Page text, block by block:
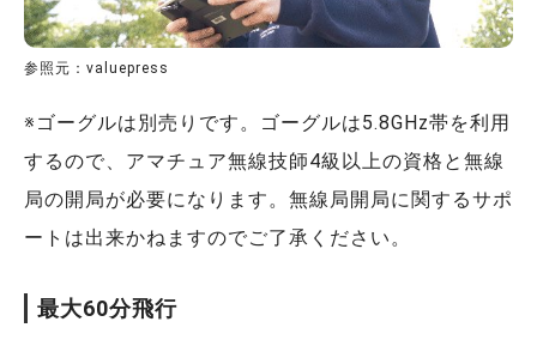
参照元：valuepress
※ゴーグルは別売りです。ゴーグルは5.8GHz帯を利用
するので、アマチュア無線技師4級以上の資格と無線
局の開局が必要になります。無線局開局に関するサポ
ートは出来かねますのでご了承ください。
最大60分飛行